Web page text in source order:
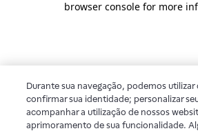
browser console for more
Durante sua navegação, podemos utilizar
confirmar sua identidade; personalizar
acompanhar a utilização de nossos
aprimoramento de sua funcionalidade.